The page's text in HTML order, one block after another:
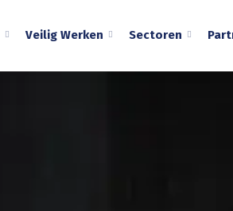
Veilig Werken Sectoren